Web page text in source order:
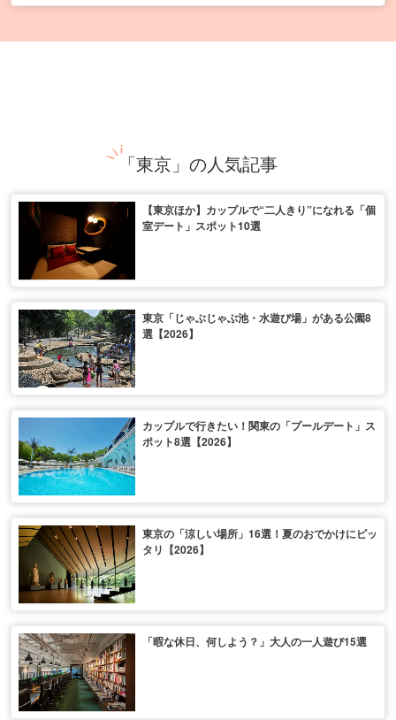
「東京」の人気記事
【東京ほか】カップルで“二人きり”になれる「個
室デート」スポット10選
東京「じゃぶじゃぶ池・水遊び場」がある公園8
選【2026】
カップルで行きたい！関東の「プールデート」ス
ポット8選【2026】
東京の「涼しい場所」16選！夏のおでかけにピッ
タリ【2026】
「暇な休日、何しよう？」大人の一人遊び15選